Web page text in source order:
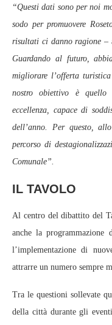
“Questi dati sono per noi
sodo per promuovere
risultati ci danno ragione –
Guardando al futuro,
migliorare l’offerta
nostro obiettivo è quello
eccellenza, capace di
dell’anno. Per questo,
percorso di
Comunale”.
IL TAVOLO
Al centro del dibattito del
anche la
l’implementazione di
attrarre un numero sempre
Tra le questioni sollevate
della città durante gli